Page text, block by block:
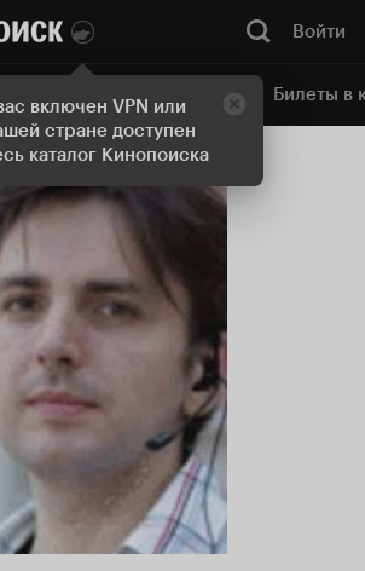
включен VPN или
стране доступен
каталог Кинопоиска
Войти
Онлайн-кинотеатр Билеты в